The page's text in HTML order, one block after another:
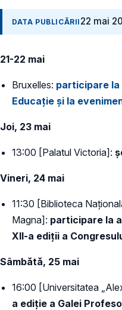
DATA PUBLICĂRII 22 mai
21-22 mai
Bruxelles: participare la
Educație și la
Joi, 23 mai
13:00 [Palatul Victoria]:
Vineri, 24 mai
11:30 [Biblioteca
Magna]: participare la
XII-a ediții a
Sâmbătă, 25 mai
16:00 [Universitatea
a ediție a Galei